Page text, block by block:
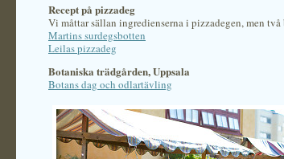
Recept på pizzadeg
Vi måttar sällan ingredienserna i pizzadegen, men två
Martins surdegsbotten
Leilas pizzadeg
Botaniska trädgården, Uppsala
Botans dag och odlartävling